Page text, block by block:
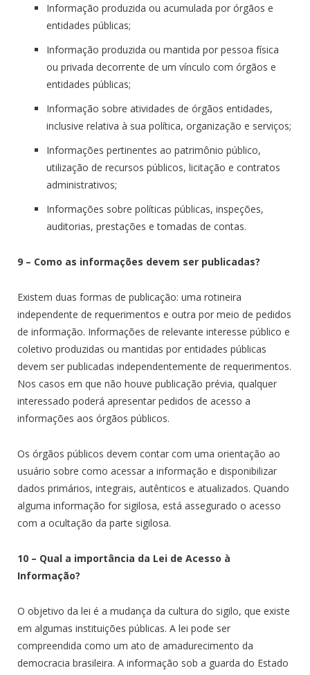
Informação produzida ou acumulada por órgãos e
entidades públicas;
Informação produzida ou mantida por pessoa física
ou privada decorrente de um vínculo com órgãos e
entidades públicas;
Informação sobre atividades de órgãos entidades,
inclusive relativa à sua política, organização e serviços;
Informações pertinentes ao patrimônio público,
utilização de recursos públicos, licitação e contratos
administrativos;
Informações sobre políticas públicas, inspeções,
auditorias, prestações e tomadas de contas.
9 – Como as informações devem ser publicadas?
Existem duas formas de publicação: uma rotineira
independente de requerimentos e outra por meio de pedidos
de informação. Informações de relevante interesse público e
coletivo produzidas ou mantidas por entidades públicas
devem ser publicadas independentemente de requerimentos.
Nos casos em que não houve publicação prévia, qualquer
interessado poderá apresentar pedidos de acesso a
informações aos órgãos públicos.
Os órgãos públicos devem contar com uma orientação ao
usuário sobre como acessar a informação e disponibilizar
dados primários, integrais, autênticos e atualizados. Quando
alguma informação for sigilosa, está assegurado o acesso
com a ocultação da parte sigilosa.
10 – Qual a importância da Lei de Acesso à
Informação?
O objetivo da lei é a mudança da cultura do sigilo, que existe
em algumas instituições públicas. A lei pode ser
compreendida como um ato de amadurecimento da
democracia brasileira. A informação sob a guarda do Estado